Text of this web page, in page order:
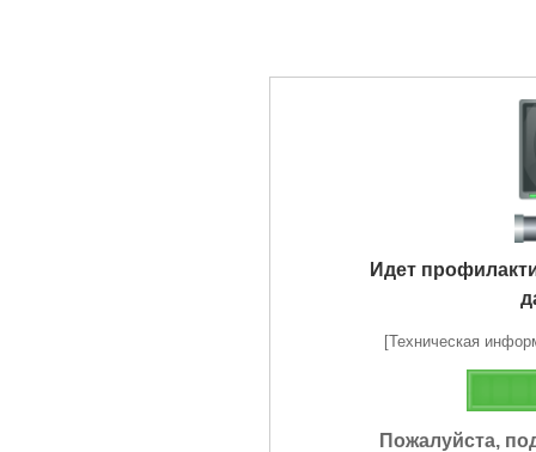
Идет
[Техническая
Пожалуйста,